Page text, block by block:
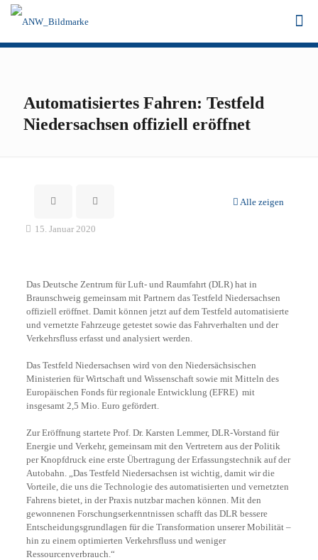
Automatisiertes Fahren: Testfeld
Niedersachsen offiziell eröffnet
Alle zeigen
15. Januar 2020
Das Deutsche Zentrum für Luft- und Raumfahrt (DLR) hat in
Braunschweig gemeinsam mit Partnern das Testfeld Niedersachsen
offiziell eröffnet. Damit können jetzt auf dem Testfeld automatisierte
und vernetzte Fahrzeuge getestet sowie das Fahrverhalten und der
Verkehrsfluss erfasst und analysiert werden.
Das Testfeld Niedersachsen wird von den Niedersächsischen
Ministerien für Wirtschaft und Wissenschaft sowie mit Mitteln des
Europäischen Fonds für regionale Entwicklung (EFRE) mit
insgesamt 2,5 Mio. Euro gefördert.
Zur Eröffnung startete Prof. Dr. Karsten Lemmer, DLR-Vorstand für
Energie und Verkehr, gemeinsam mit den Vertretern aus der Politik
per Knopfdruck eine erste Übertragung der Erfassungstechnik auf der
Autobahn. „Das Testfeld Niedersachsen ist wichtig, damit wir die
Vorteile, die uns die Technologie des automatisierten und vernetzten
Fahrens bietet, in der Praxis nutzbar machen können. Mit den
gewonnenen Forschungserkenntnissen schafft das DLR bessere
Entscheidungsgrundlagen für die Transformation unserer Mobilität –
hin zu einem optimierten Verkehrsfluss und weniger
Ressourcenverbrauch.“